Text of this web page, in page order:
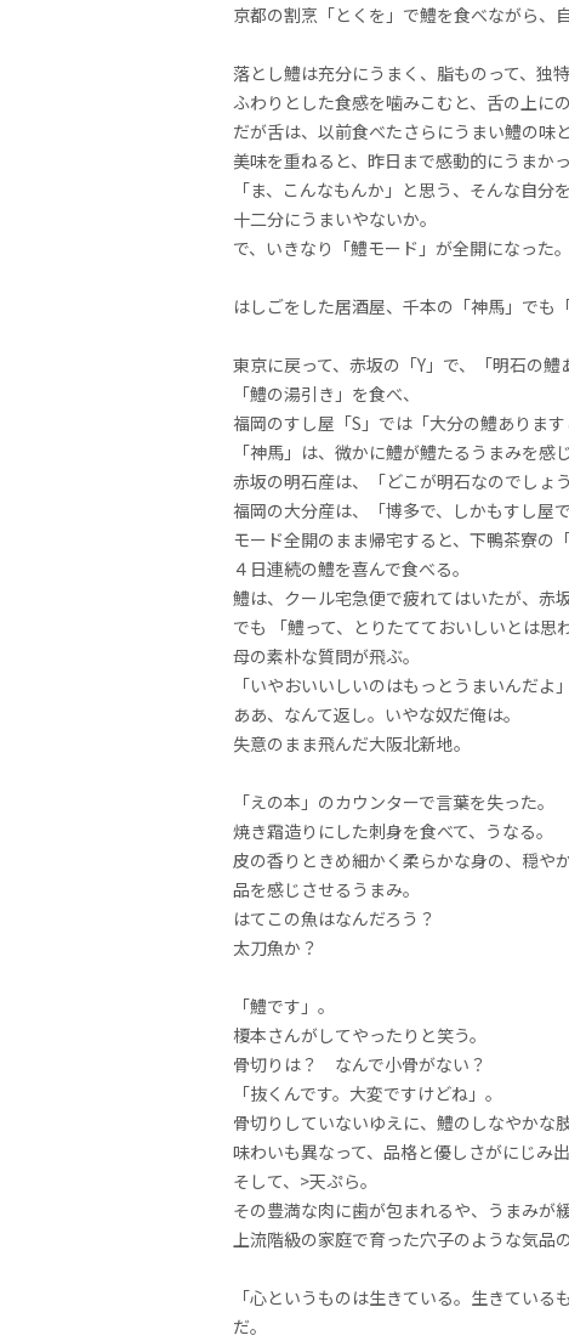
京都の割烹「とくを」で鱧を食べながら、
落とし鱧は充分にうまく、脂ものって、独
ふわりとした食感を噛みこむと、舌の上に
だが舌は、以前食べたさらにうまい鱧の味
美味を重ねると、昨日まで感動的にうまか
「ま、こんなもんか」と思う、そんな自分
十二分にうまいやないか。
で、いきなり「鱧モード」が全開になった。
はしごをした居酒屋、千本の「神馬」でも
東京に戻って、赤坂の「Y」で、「明石の
「鱧の湯引き」を食べ、
福岡のすし屋「S」では「大分の鱧ありま
「神馬」は、微かに鱧が鱧たるうまみを感
赤坂の明石産は、「どこが明石なのでしょ
福岡の大分産は、「博多で、しかもすし屋
モード全開のまま帰宅すると、下鴨茶寮の
４日連続の鱧を喜んで食べる。
鱧は、クール宅急便で疲れてはいたが、赤
でも 「鱧って、とりたてておいしいとは思
母の素朴な質問が飛ぶ。
「いやおいいしいのはもっとうまいんだよ
ああ、なんて返し。いやな奴だ俺は。
失意のまま飛んだ大阪北新地。
「えの本」のカウンターで言葉を失った。
焼き霜造りにした刺身を食べて、うなる。
皮の香りときめ細かく柔らかな身の、穏や
品を感じさせるうまみ。
はてこの魚はなんだろう？
太刀魚か？
「鱧です」。
榎本さんがしてやったりと笑う。
骨切りは？ なんで小骨がない？
「抜くんです。大変ですけどね」。
骨切りしていないゆえに、鱧のしなやかな
味わいも異なって、品格と優しさがにじみ出
そして、>天ぷら。
その豊満な肉に歯が包まれるや、うまみが
上流階級の家庭で育った穴子のような気品
「心というものは生きている。生きてい
だ。